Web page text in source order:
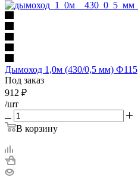
Дымоход 1,0м (430/0,5 мм) Ф115
Под заказ
912 ₽
/шт
В корзину